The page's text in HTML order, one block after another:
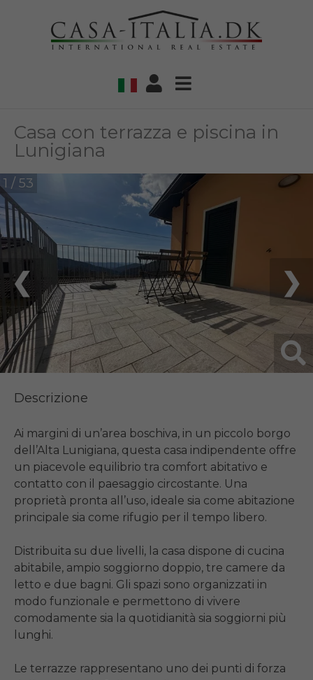
Casa con terrazza e piscina in
Lunigiana
1 / 53
❮ ❯
Descrizione
Ai margini di un’area boschiva, in un piccolo borgo
dell’Alta Lunigiana, questa casa indipendente offre
un piacevole equilibrio tra comfort abitativo e
contatto con il paesaggio circostante. Una
proprietà pronta all’uso, ideale sia come abitazione
principale sia come rifugio per il tempo libero.
Distribuita su due livelli, la casa dispone di cucina
abitabile, ampio soggiorno doppio, tre camere da
letto e due bagni. Gli spazi sono organizzati in
modo funzionale e permettono di vivere
comodamente sia la quotidianità sia soggiorni più
lunghi.
Le terrazze rappresentano uno dei punti di forza